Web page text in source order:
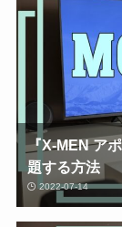
『X-MEN ア
題する方法
2022-07-14